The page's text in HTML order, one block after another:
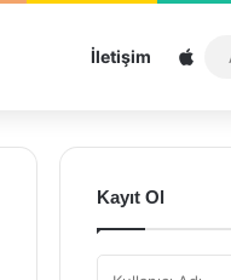
İletişim
Kayıt Ol